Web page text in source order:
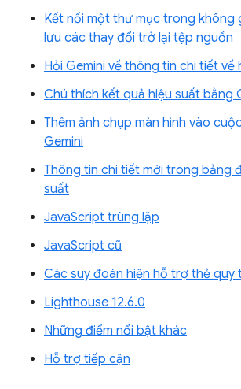
Kết nối một thư mục trong không
lưu các thay đổi trở lại tệp nguồn
Hỏi Gemini về thông tin chi tiết về
Chú thích kết quả hiệu suất bằng
Thêm ảnh chụp màn hình vào
Gemini
Thông tin chi tiết mới trong bảng
suất
JavaScript trùng lặp
JavaScript cũ
Các suy đoán hiện hỗ trợ thẻ quy
Lighthouse 12.6.0
Những điểm nổi bật khác
Hỗ trợ tiếp cận